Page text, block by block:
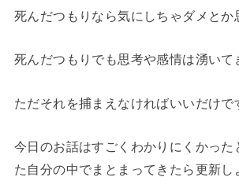
死んだつもりなら気にしちゃダメとか
死んだつもりでも思考や感情は湧いて
ただそれを捕まえなければいいだけで
今日のお話はすごくわかりにくかった
た自分の中でまとまってきたら更新し